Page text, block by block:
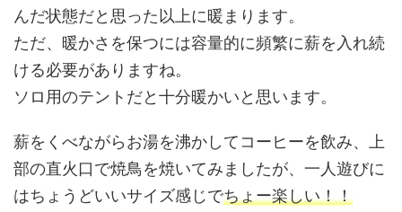
んだ状態だと思った以上に暖まります。
ただ、暖かさを保つには容量的に頻繁に薪を入れ続
ける必要がありますね。
ソロ用のテントだと十分暖かいと思います。
薪をくべながらお湯を沸かしてコーヒーを飲み、上
部の直火口で焼鳥を焼いてみましたが、一人遊びに
はちょうどいいサイズ感じでちょー楽しい！！